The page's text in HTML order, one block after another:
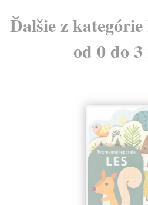
Ďalšie z
od 0 do